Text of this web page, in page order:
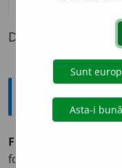
Definiția cu ID-ul
Explicative
FI
focului, (